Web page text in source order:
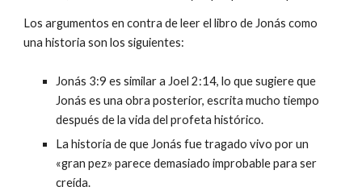
Los argumentos en contra de leer el libro de Jonás como
una historia son los siguientes:
Jonás 3:9 es similar a Joel 2:14, lo que sugiere que
Jonás es una obra posterior, escrita mucho tiempo
después de la vida del profeta histórico.
La historia de que Jonás fue tragado vivo por un
«gran pez» parece demasiado improbable para ser
creída.